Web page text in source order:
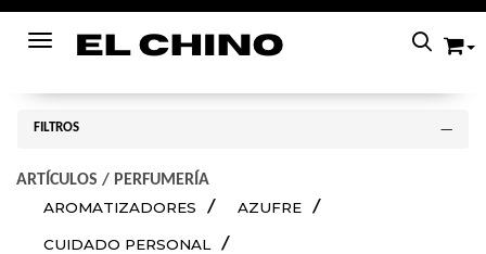
Toggle navigation
FILTROS
ARTÍCULOS / PERFUMERÍA
AROMATIZADORES
AZUFRE
CUIDADO PERSONAL